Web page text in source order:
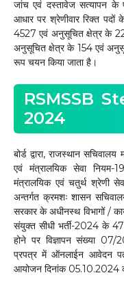
जांच एवं दस्तावेज सत्यापन के
आधार पर श्रेणीवार रिक्त
4527 एवं अनुसूचित क्षेत्र के
अनुसूचित क्षेत्र के 154 एवं
रूप चयन किया जाता है।
RSMSSB
2024
बोर्ड द्वारा, राजस्थान
एवं मंत्रालयिक सेवा नियम-
मंत्रालयिक एवं चतुर्थ श्रेणी
अन्तर्गत क्रमशः शासन
सरकार के अधीनस्थ विभागों /
संयुक्त सीधी भर्ती-2024 के
होने पर विज्ञापन संख्या 07/
प्रपत्र में ऑनलाईन आवेदन
आयोजन दिनांक 05.10.2024